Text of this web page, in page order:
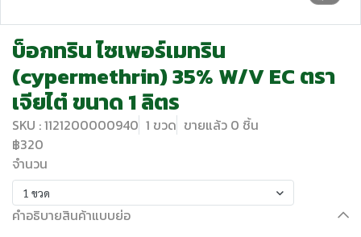
บ็อกทริน ไซเพอร์เมทริน
(cypermethrin) 35% W/V EC ตรา
เจียไต๋ ขนาด 1 ลิตร
SKU : 1121200000940 1 ขวด ขายแล้ว 0 ชิ้น
฿320
จำนวน
1 ขวด
คำอธิบายสินค้าแบบย่อ